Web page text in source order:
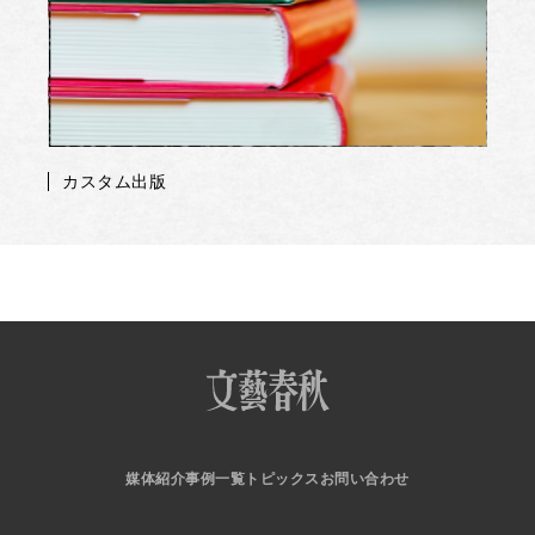
カスタム出版
媒体紹介事例一覧 トピックス お問い合わせ